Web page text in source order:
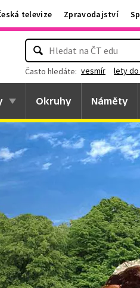
televize Zpravodajství
Často hledáte: vesmír lety do
Okruhy Náměty